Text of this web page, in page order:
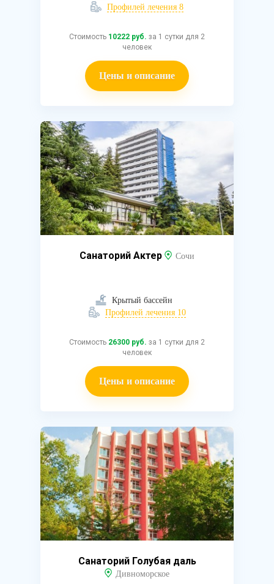
Профилей лечения 8
Стоимость 10222 руб. за 1 сутки для 2
человек
Цены и описание
Санаторий Актер Сочи
Крытый бассейн
Профилей лечения 10
Стоимость 26300 руб. за 1 сутки для 2
человек
Цены и описание
Санаторий Голубая даль
Дивноморское